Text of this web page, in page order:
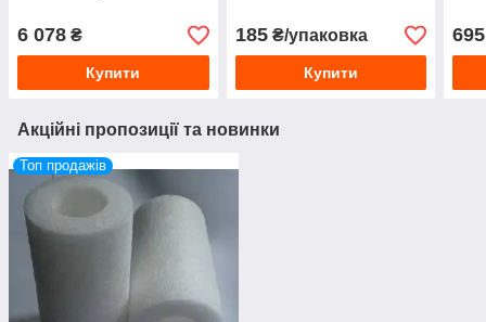
6 078 ₴
Купити
185₴/упаковка
Купити
695
Акційні пропозиції та новинки
Топ продажів